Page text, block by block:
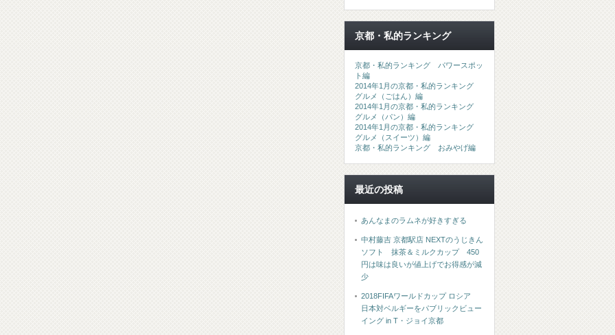
京都・私的ランキング
京都・私的ランキング パワースポッ
ト編
2014年1月の京都・私的ランキング
グルメ（ごはん）編
2014年1月の京都・私的ランキング
グルメ（パン）編
2014年1月の京都・私的ランキング
グルメ（スイーツ）編
京都・私的ランキング おみやげ編
最近の投稿
あんなまのラムネが好きすぎる
中村藤吉 京都駅店 NEXTのうじきん
ソフト 抹茶＆ミルクカップ 450
円は味は良いが値上げでお得感が減
少
2018FIFAワールドカップ ロシア
日本対ベルギーをパブリックビュー
イング in T・ジョイ京都